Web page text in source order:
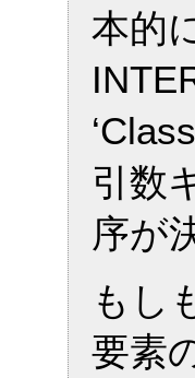
本的
引数
序が
もし
要素